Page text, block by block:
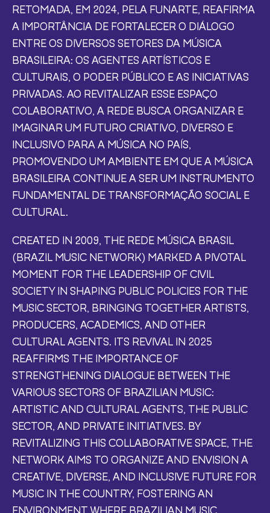
RETOMADA, EM 2024, PELA FUNARTE, REAFIRMA
A IMPORTÂNCIA DE FORTALECER O DIÁLOGO
ENTRE OS DIVERSOS SETORES DA MÚSICA
BRASILEIRA: OS AGENTES ARTÍSTICOS E
CULTURAIS, O PODER PÚBLICO E AS INICIATIVAS
PRIVADAS. AO REVITALIZAR ESSE ESPAÇO
COLABORATIVO, A REDE BUSCA ORGANIZAR E
IMAGINAR UM FUTURO CRIATIVO, DIVERSO E
INCLUSIVO PARA A MÚSICA NO PAÍS,
PROMOVENDO UM AMBIENTE EM QUE A MÚSICA
BRASILEIRA CONTINUE A SER UM INSTRUMENTO
FUNDAMENTAL DE TRANSFORMAÇÃO SOCIAL E
CULTURAL.
CREATED IN 2009, THE REDE MÚSICA BRASIL
(BRAZIL MUSIC NETWORK) MARKED A PIVOTAL
MOMENT FOR THE LEADERSHIP OF CIVIL
SOCIETY IN SHAPING PUBLIC POLICIES FOR THE
MUSIC SECTOR, BRINGING TOGETHER ARTISTS,
PRODUCERS, ACADEMICS, AND OTHER
CULTURAL AGENTS. ITS REVIVAL IN 2025
REAFFIRMS THE IMPORTANCE OF
STRENGTHENING DIALOGUE BETWEEN THE
VARIOUS SECTORS OF BRAZILIAN MUSIC:
ARTISTIC AND CULTURAL AGENTS, THE PUBLIC
SECTOR, AND PRIVATE INITIATIVES. BY
REVITALIZING THIS COLLABORATIVE SPACE, THE
NETWORK AIMS TO ORGANIZE AND ENVISION A
CREATIVE, DIVERSE, AND INCLUSIVE FUTURE FOR
MUSIC IN THE COUNTRY, FOSTERING AN
ENVIRONMENT WHERE BRAZILIAN MUSIC